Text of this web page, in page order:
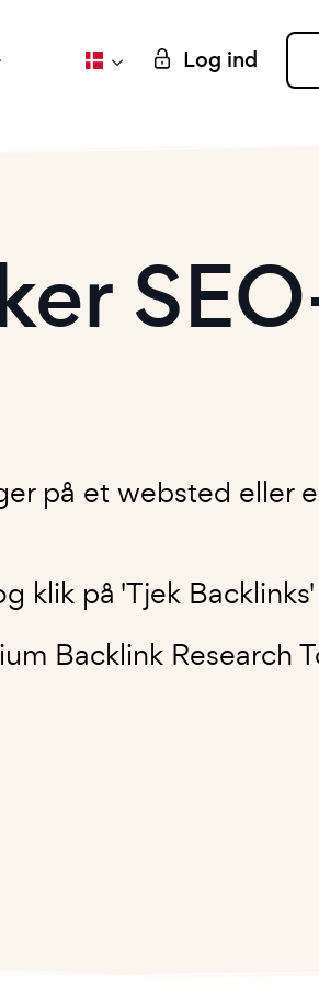
Log ind
på et websted eller
klik på 'Tjek Backlinks'
Backlink Research